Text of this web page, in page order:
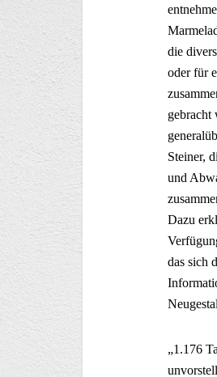
die
oder für
gebracht
Steiner,
und
Dazu
das sich
„1.176